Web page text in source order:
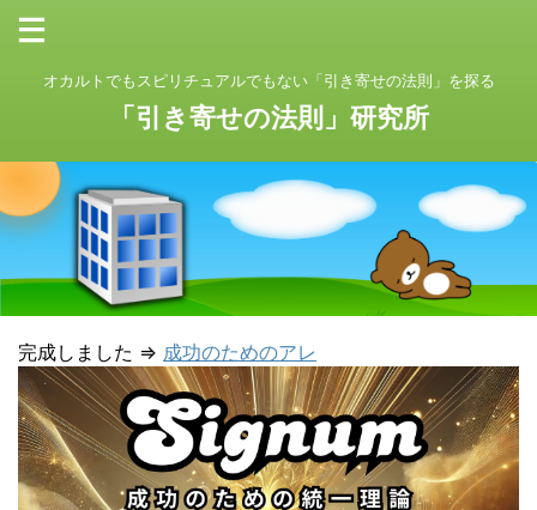
オカルトでもスピリチュアルでもない「引き寄せの法則」を探る
「引き寄せの法則」研究所
完成しました ⇒ 成功のためのアレ